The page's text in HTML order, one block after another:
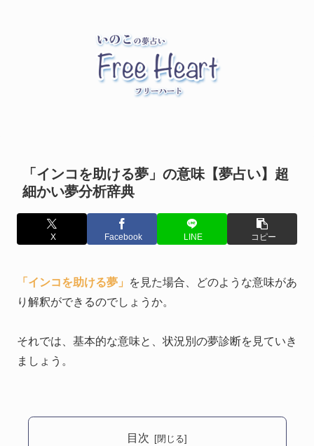
「インコを助ける夢」の意味【夢占い】超
細かい夢分析辞典
X Facebook LINE コピー
「インコを助ける夢」
を見た場合、どのような意味があ
り解釈ができるのでしょうか。
それでは、基本的な意味と、状況別の夢診断を見ていき
ましょう。
目次